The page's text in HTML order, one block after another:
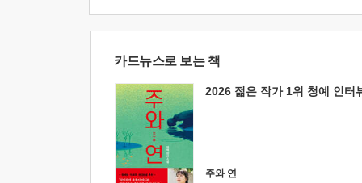
카드뉴스로 보는 책
2026 젊은 작가 1위 청예 인터
주와 연